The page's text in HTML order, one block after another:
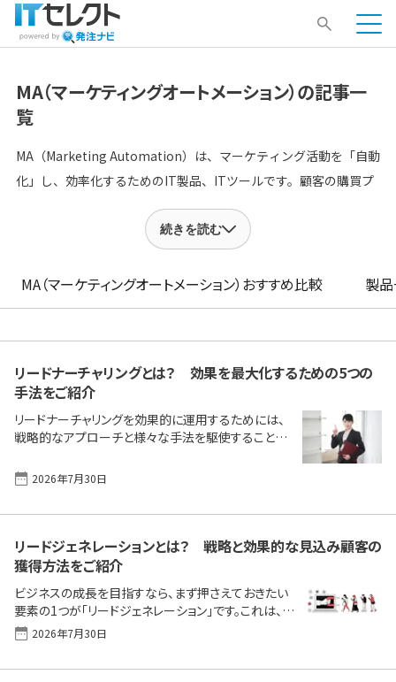
MA（マーケティングオートメーション）の記事一
覧
MA（Marketing Automation）は、マーケティング活動を「自動
化」し、効率化するためのIT製品、ITツールです。顧客の購買プ
ロセスが変容し続ける時代において「新規の見込み客（リード）
獲得から、育成や見込み度別に選別し、成約の見込みが高い顧客
を抽出する」といった、これまで属人化しがちで、知識や経験も
必要だった高度なマーケティング活動とその行程を、集約したデ
ータともとに自動化できます。少ない労力で効率よく顧客を獲得
続きを読む
MA（マーケティングオートメーション） おすすめ比較 製
リードナーチャリングとは？ 効果を最大化するための5つの
手法をご紹介
リードナーチャリングを効果的に運用するためには、
戦略的なアプローチと様々な手法を駆使することが
大化するための5つの具体的な手法を紹介します。 リ
ードナーチャリングとは？リードナーチャリングの流れ
は、見込み客（リード）との関係を深め、購買意欲を高
めるための戦略的なマーケティングプロセスです。 似
た言葉として「リードジェネレーション」があります。リ
ードジェネレーションは、リード（潜在顧客）の発掘や
獲得を目的とした活動です。一方で、リードナーチャリ
ン [&hellip;]
2026年7月30日
リードジェネレーションとは？ 戦略と効果的な見込み顧客の
獲得方法をご紹介
ビジネスの成長を目指すなら、まず押さえておきたい
要素の1つが「リードジェネレーション」です。これは、見
込み顧客を効果的に獲得し、育成するための一連の
プロセスであり、売上を左右する重要な要素です。本
2026年7月30日